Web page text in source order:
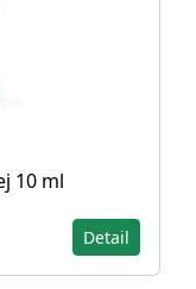
10 ml
Detail